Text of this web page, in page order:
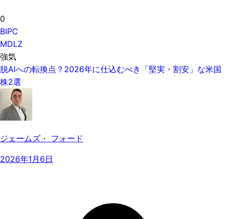
0
BIPC
MDLZ
強気
脱AIへの転換点？2026年に仕込むべき「堅実・割安」な米国
株2選
ジェームズ・ フォード
2026年1月6日